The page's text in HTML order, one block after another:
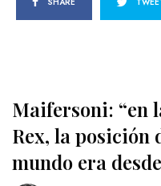
Maifersoni: “en
Rex, la posición
mundo era